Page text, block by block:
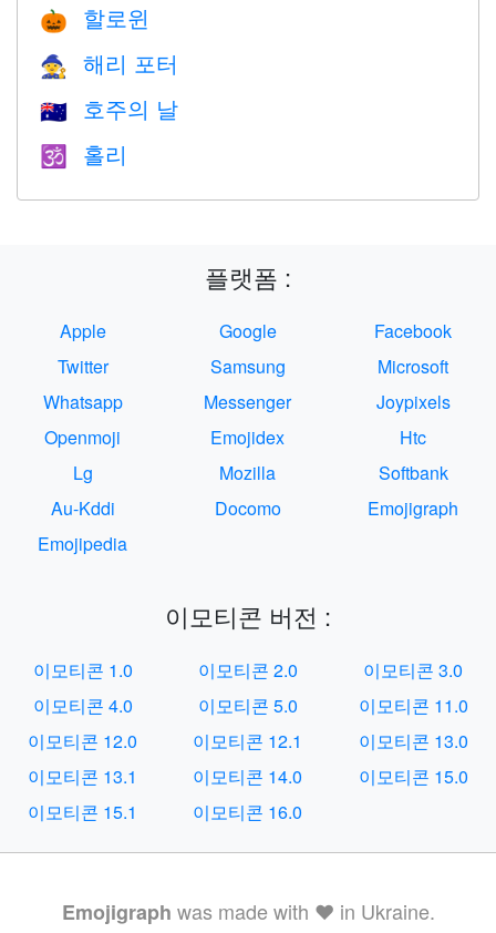
🎃 할로윈
🧙 해리 포터
🇦🇺 호주의 날
🕉 홀리
플랫폼 :
Apple Google
Facebook
Twitter
Samsung
Microsoft
Whatsapp
Messenger
Joypixels
Openmoji
Emojidex
Htc
Lg
Mozilla
Softbank
Au-Kddi
Docomo
Emojigraph
Emojipedia
이모티콘 버전 :
이모티콘 1.0 이모티콘 2.0
이모티콘 3.0
이모티콘 4.0
이모티콘 5.0
이모티콘 11.0
이모티콘 12.0
이모티콘 12.1
이모티콘 13.0
이모티콘 13.1
이모티콘 14.0
이모티콘 15.0
이모티콘 15.1
이모티콘 16.0
Emojigraph was made with ❤️ in Ukraine.